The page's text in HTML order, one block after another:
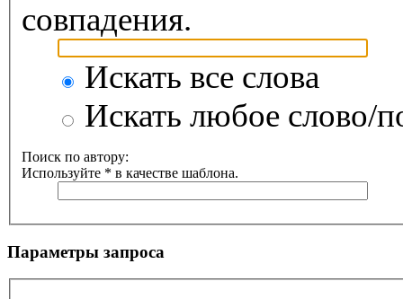
совпадения.
Искать все слова
Искать любое слово/
Поиск по автору:
Используйте * в качестве шаблона.
Параметры запроса